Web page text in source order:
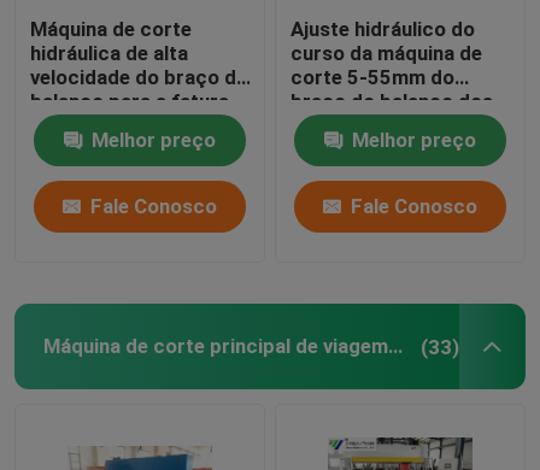
Máquina de corte
hidráulica de alta
velocidade do braço do
balanço para a fatura
da luva de couro
Melhor preço
Fale Conosco
Ajuste hidráulico do
curso da máquina de
corte 5-55mm do
braço do balanço dos
grupos de telefone
celularMelhor preço
Fale Conosco
Máquina de corte principal de viagem hidráulica (33)